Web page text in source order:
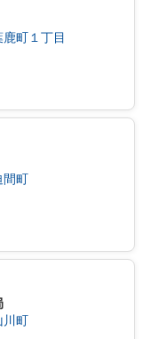
町１丁目
間町
川町